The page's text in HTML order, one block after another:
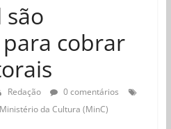
cobrar
Redação
0 comentários
Ministério da Cultura (MinC)